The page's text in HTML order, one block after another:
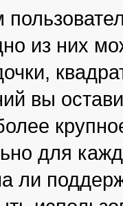
из них
вы
для
ли